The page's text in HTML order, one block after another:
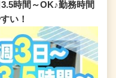
時間～OK♪勤務時間
い！